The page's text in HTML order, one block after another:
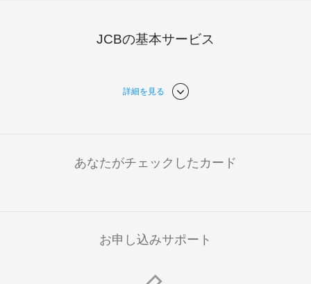
JCBの基本サービス
詳細を見る
あなたがチェックしたカード
お申し込みサポート